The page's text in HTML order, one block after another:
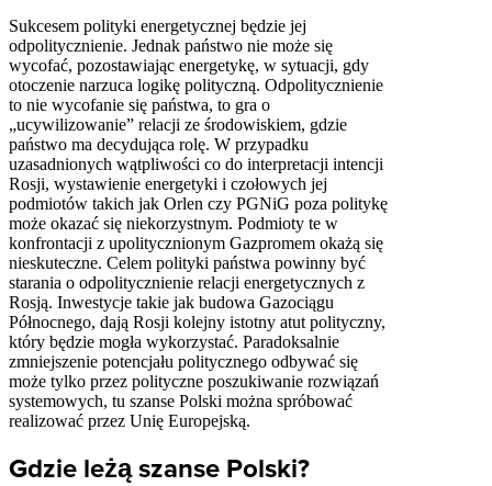
Sukcesem polityki energetycznej będzie jej
odpolitycznienie. Jednak państwo nie może się
wycofać, pozostawiając energetykę, w sytuacji, gdy
otoczenie narzuca logikę polityczną. Odpolitycznienie
to nie wycofanie się państwa, to gra o
„ucywilizowanie” relacji ze środowiskiem, gdzie
państwo ma decydująca rolę. W przypadku
uzasadnionych wątpliwości co do interpretacji intencji
Rosji, wystawienie energetyki i czołowych jej
podmiotów takich jak Orlen czy PGNiG poza politykę
może okazać się niekorzystnym. Podmioty te w
konfrontacji z upolitycznionym Gazpromem okażą się
nieskuteczne. Celem polityki państwa powinny być
starania o odpolitycznienie relacji energetycznych z
Rosją. Inwestycje takie jak budowa Gazociągu
Północnego, dają Rosji kolejny istotny atut polityczny,
który będzie mogła wykorzystać. Paradoksalnie
zmniejszenie potencjału politycznego odbywać się
może tylko przez polityczne poszukiwanie rozwiązań
systemowych, tu szanse Polski można spróbować
realizować przez Unię Europejską.
Gdzie leżą szanse Polski?